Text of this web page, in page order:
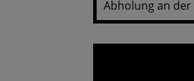
Abholung an